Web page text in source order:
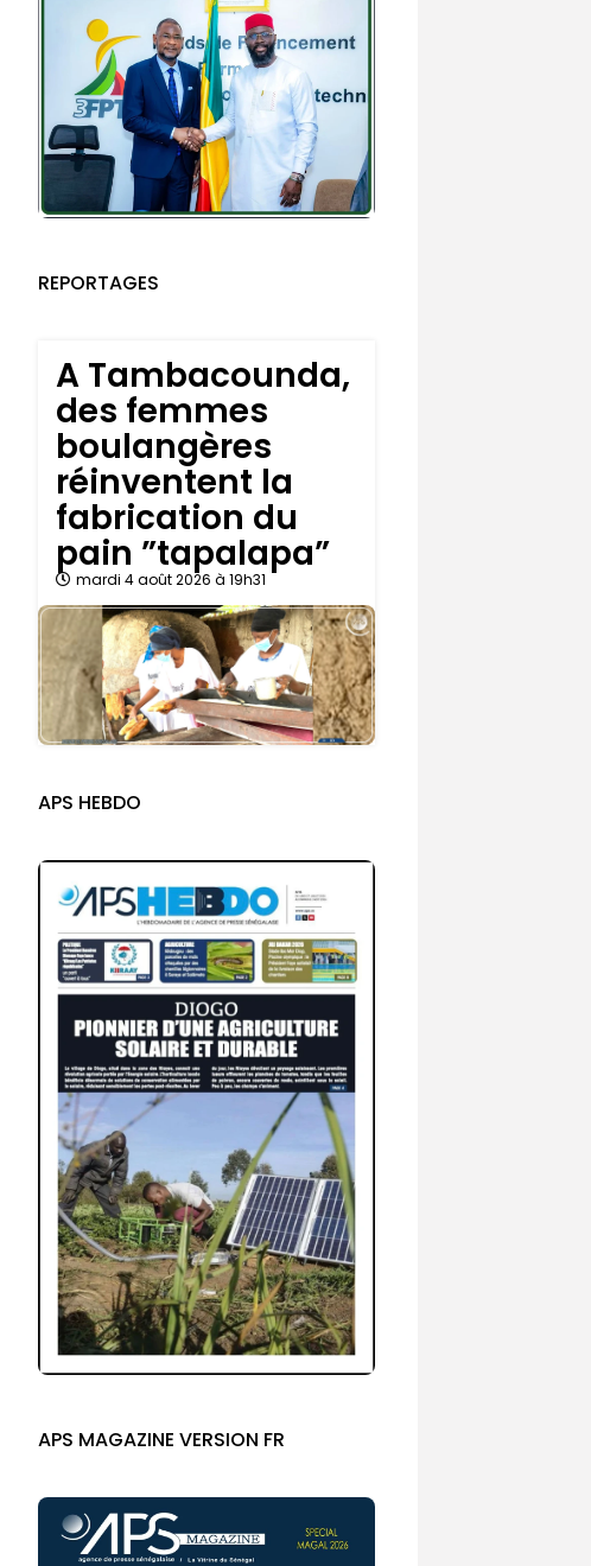
REPORTAGES
A Tambacounda,
des femmes
boulangères
réinventent la
fabrication du
pain ”tapalapa”
mardi 4 août 2026 à 19h31
APS HEBDO
APS MAGAZINE VERSION FR